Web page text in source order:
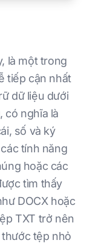
là một trong
tiếp cận nhất
dữ liệu dưới
có nghĩa là
số và ký
tính năng
hoặc các
tìm thấy
DOCX hoặc
TXT trở nên
tệp nhỏ